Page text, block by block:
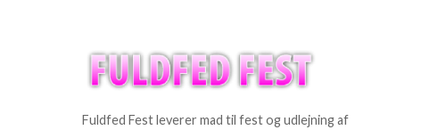
Fuldfed Fest leverer mad til fest og udlejning af